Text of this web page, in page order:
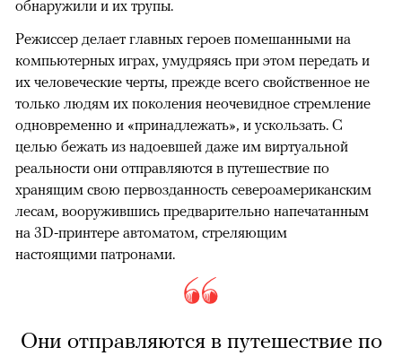
обнаружили и их трупы.
Режиссер делает главных героев помешанными на
компьютерных играх, умудряясь при этом передать и
их человеческие черты, прежде всего свойственное не
только людям их поколения неочевидное стремление
одновременно и «принадлежать», и ускользать. С
целью бежать из надоевшей даже им виртуальной
реальности они отправляются в путешествие по
хранящим свою первозданность североамериканским
лесам, вооружившись предварительно напечатанным
на 3D-принтере автоматом, стреляющим
настоящими патронами.
Они отправляются в путешествие по